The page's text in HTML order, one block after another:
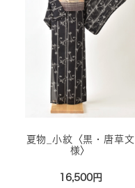
夏物_小紋〈黒・唐草文
様〉
16,500円